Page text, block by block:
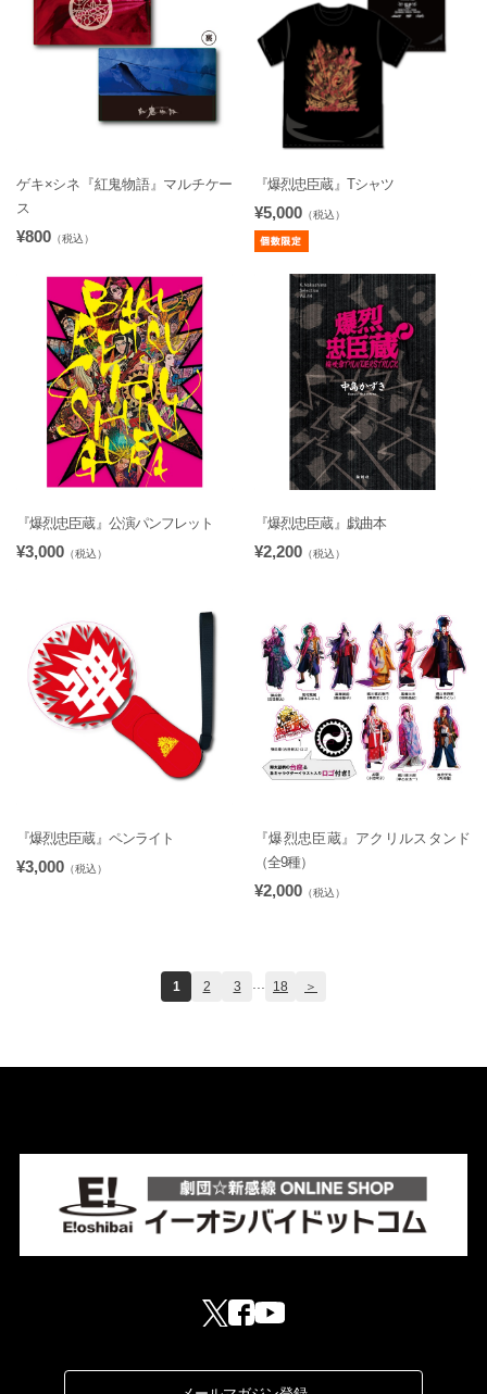
ゲキ×シネ『紅鬼物語』マルチケー
ス
¥800 （税込）
『爆烈忠臣蔵』Tシャツ
¥5,000 （税込）
『爆烈忠臣蔵』公演パンフレット
¥3,000 （税込）
『爆烈忠臣蔵』戯曲本
¥2,200 （税込）
『爆烈忠臣蔵』ペンライト
¥3,000 （税込）
『爆烈忠臣蔵』アクリルスタンド
（全9種）
¥2,000 （税込）
1 2 3 18 ＞